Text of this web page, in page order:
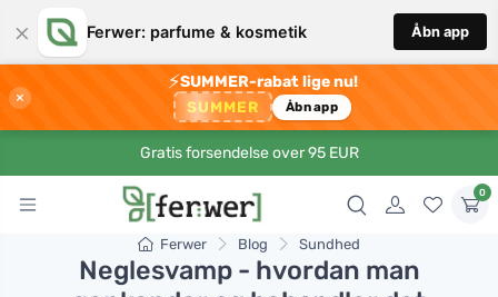
× Ferwer: parfume & kosmetik Åbn app
×
⚡SUMMER-rabat lige nu!
SUMMER Åbn app
Gratis forsendelse over 95 EUR
0
Ferwer Blog Sundhed
Neglesvamp - hvordan man